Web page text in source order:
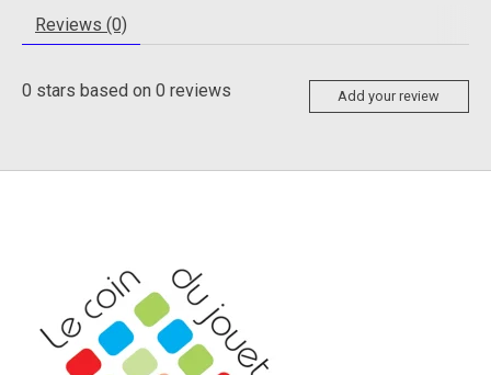
Reviews (0)
0 stars based on 0 reviews Add your review